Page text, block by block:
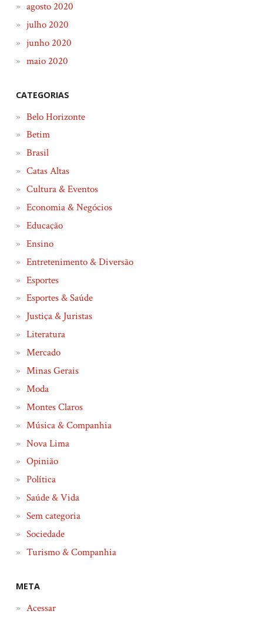
agosto 2020
julho 2020
junho 2020
maio 2020
CATEGORIAS
Belo Horizonte
Betim
Brasil
Catas Altas
Cultura & Eventos
Economia & Negócios
Educação
Ensino
Entretenimento & Diversão
Esportes
Esportes & Saúde
Justiça & Juristas
Literatura
Mercado
Minas Gerais
Moda
Montes Claros
Música & Companhia
Nova Lima
Opinião
Política
Saúde & Vida
Sem categoria
Sociedade
Turismo & Companhia
META
Acessar